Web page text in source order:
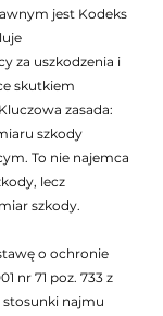
jest Kodeks
za uszkodzenia i
skutkiem
zasada:
szkody
To nie najemca
lecz
szkody.
o ochronie
nr 71 poz. 733 z
stosunki najmu